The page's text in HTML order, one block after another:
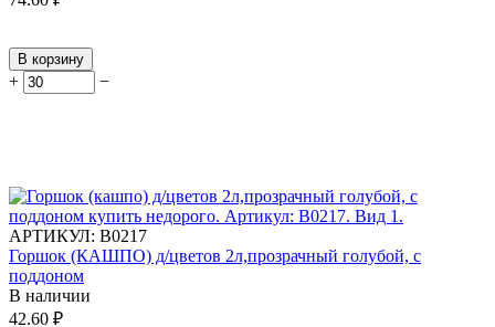
В корзину
+ −
АРТИКУЛ: В0217
Горшок (КАШПО) д/цветов 2л,прозрачный голубой, с
поддоном
В наличии
42.60 ₽